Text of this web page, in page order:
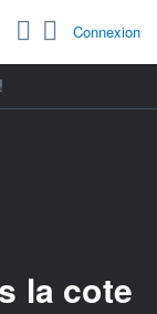
Connexion
la cote